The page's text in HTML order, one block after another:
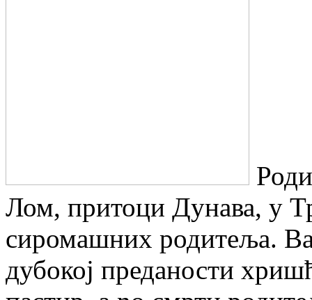
Лом, притоци Дунава, у
сиромашних родитеља.
дубокој преданости